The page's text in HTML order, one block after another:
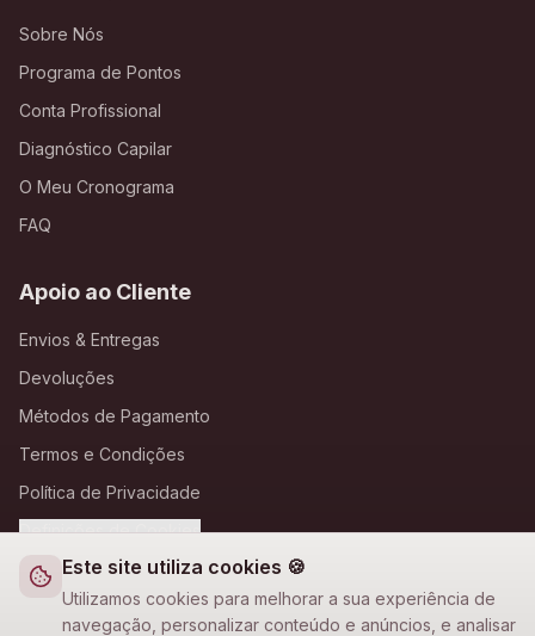
Este site utiliza cookies 🍪
Utilizamos cookies para melhorar a sua experiência de
navegação, personalizar conteúdo e anúncios, e analisar
Sobre Nós
Programa de Pontos
Conta Profissional
Diagnóstico Capilar
O Meu Cronograma
FAQ
Apoio ao Cliente
Envios & Entregas
Devoluções
Métodos de Pagamento
Termos e Condições
Política de Privacidade
Definições de Cookies
A Loja Nova